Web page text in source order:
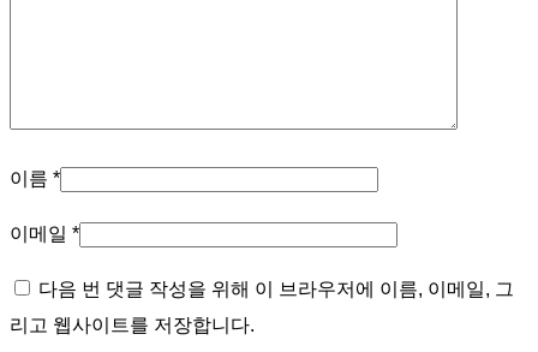
이름 *
이메일 *
다음 번 댓글 작성을 위해 이 브라우저에 이름, 이메일, 그
리고 웹사이트를 저장합니다.